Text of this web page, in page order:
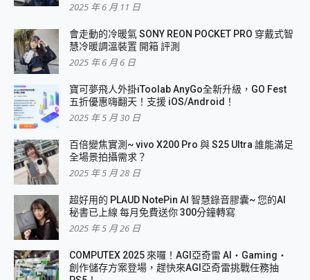
2025 年 6 月 11 日
會走動的冷暖氣 SONY REON POCKET PRO 穿戴式智
慧冷暖調溫裝置 開箱 評測
2025 年 6 月 6 日
寶可夢飛人外掛iToolab AnyGo全新升級，GO Fest
五折優惠嗨翻天！支援 iOS/Android！
2025 年 5 月 30 日
百倍變焦實測~ vivo X200 Pro 與 S25 Ultra 誰能滿足
全場景拍攝需求？
2025 年 5 月 28 日
超好用的 PLAUD NotePin AI 智慧錄音膠囊~ 您的AI
秘書已上線 每月免費送你 300分鐘轉寫
2025 年 5 月 26 日
COMPUTEX 2025 來囉！AGI亞奇雷 AI・Gaming・
創作儲存方案登場，趕快來AGI亞奇雷挑戰任務抽